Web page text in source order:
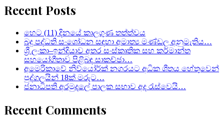
Recent Posts
හෙට (11) දිනයේ කාලගුණ තත්ත්වය
බදු පද්ධති සංශෝධන සඳහා අමාත්‍ය මණ්ඩල අනුමැතිය…
ශ්‍රී ලංකා–ඉන්දියාව අතර සංස්කෘතික සහ කර්මාන්ත
සහයෝගීතාව පිළිබඳ සාකච්ඡා…
අමෙරිකාවේ නිව්යෝර්ක් නගරයට අධික ශීතය හේතුවෙන්
පුද්ගලයින් 18ක් මරුට…
ජනාධිපති අරමුදලේ පාලක සභාව අද රැස්වෙයි…
Recent Comments